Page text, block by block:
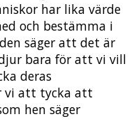
har lika värde
och bestämma i
säger att det är
bara för att vi vill
deras
vi att tycka att
hen säger